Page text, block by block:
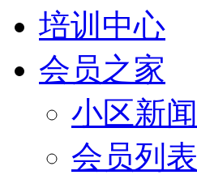
培训中心
会员之家
小区新闻
会员列表